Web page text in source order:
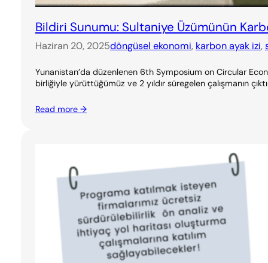
Bildiri Sunumu: Sultaniye Üzümünün
Haziran 20, 2025döngüsel ekonomi, karbon ayak izi,
Yunanistan’da düzenlenen 6th Symposium on Circular
birliğiyle yürüttüğümüz ve 2 yıldır süregelen çalışmanın
Read more →